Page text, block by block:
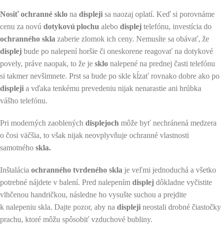
Nosiť ochranné sklo na displeji sa naozaj oplatí. Keď si porovnáme
cenu za novú dotykovú plochu alebo displej telefónu, investícia do
ochranného skla zaberie zlomok ich ceny. Nemusíte sa obávať, že
displej bude po nalepení horšie či oneskorene reagovať na dotykové
povely, práve naopak, to že je sklo nalepené na prednej časti telefónu
si takmer nevšimnete. Prst sa bude po skle kĺzať rovnako dobre ako po
displeji a vďaka tenkému prevedeniu nijak nenarastie ani hrúbka
vášho telefónu.
Pri moderných zaoblených displejoch môže byť nechránená medzera
o čosi väčšia, to však nijak neovplyvňuje ochranné vlastnosti
samotného skla.
Inštalácia ochranného tvrdeného skla je veľmi jednoduchá a všetko
potrebné nájdete v balení. Pred nalepením displej dôkladne vyčistite
vlhčenou handričkou, následne ho vysušte suchou a prejdite
k nalepeniu skla. Dajte pozor, aby na displeji neostali drobné čiastočky
prachu, ktoré môžu spôsobiť vzduchové bubliny.